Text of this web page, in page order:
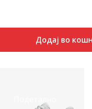
Додај во